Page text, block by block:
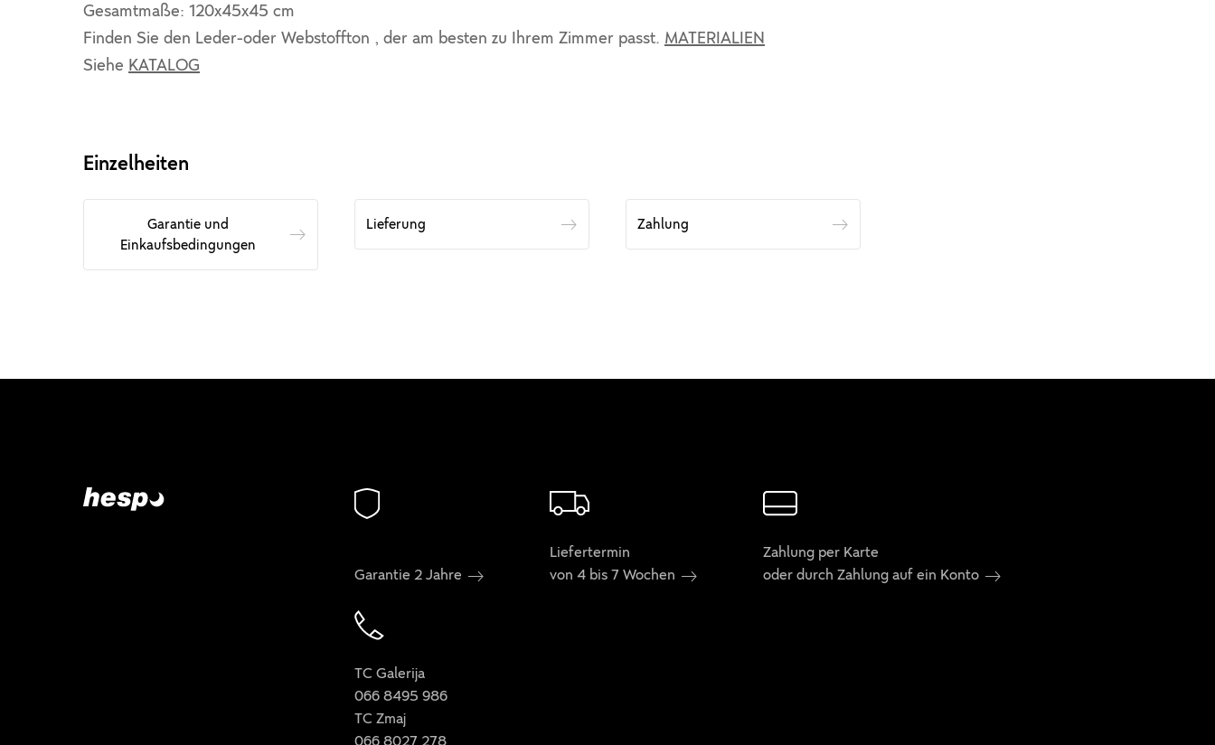
Gesamtmaße: 120x45x45 cm
Finden Sie den Leder-oder Webstoffton , der am besten zu Ihrem Zimmer passt. MATERIALIEN
Siehe KATALOG
Einzelheiten
Garantie und
Einkaufsbedingungen
Lieferung Zahlung
Garantie 2 Jahre
Liefertermin
von 4 bis 7 Wochen
Zahlung per Karte
oder durch Zahlung auf ein Konto
TC Galerija
066 8495 986
TC Zmaj